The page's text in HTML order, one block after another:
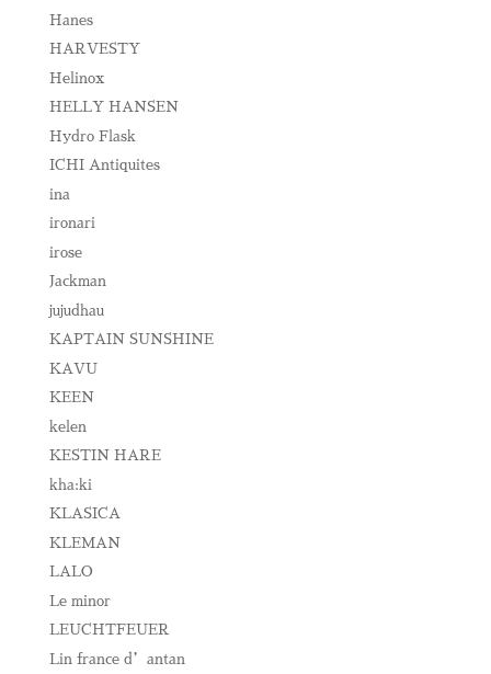
Hanes
HARVESTY
Helinox
HELLY HANSEN
Hydro Flask
ICHI Antiquites
ina
ironari
irose
Jackman
jujudhau
KAPTAIN SUNSHINE
KAVU
KEEN
kelen
KESTIN HARE
kha:ki
KLASICA
KLEMAN
LALO
Le minor
LEUCHTFEUER
Lin france d’antan